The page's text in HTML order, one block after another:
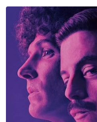
"Itu belum
seperti Port
menaik taraf
di Lembah Klang
Barat. Jika dikira
nilainya tentu jauh
Jelas beliau,
Pantai Timur dan